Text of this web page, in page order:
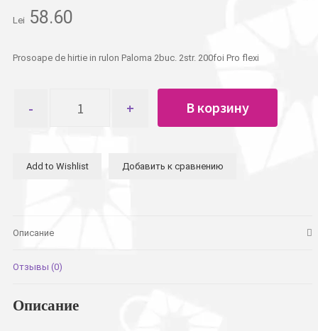
Lei 58.60
Prosoape de hirtie in rulon Paloma 2buc. 2str. 200foi Pro flexi
товара
рулоне
200
flexi
В корзину
Add to Wishlist Добавить к сравнению
Описание
Отзывы (0)
Описание